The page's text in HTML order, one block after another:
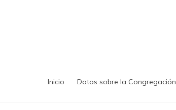
Inicio Datos sobre la Congregación